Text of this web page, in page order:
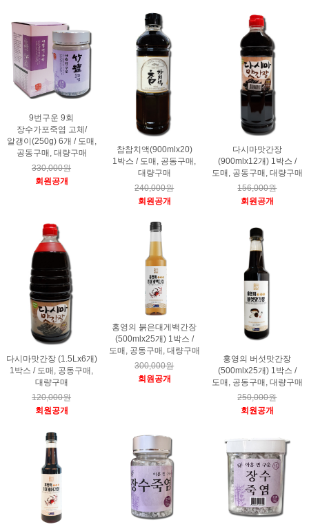
9번구운 9회
장수가포죽염 고체/
알갱이(250g) 6개 / 도매,
공동구매, 대량구매
330,000원
회원공개
참참치액(900mlx20)
1박스 / 도매, 공동구매,
대량구매
240,000원
회원공개
다시마맛간장
(900mlx12개) 1박스 /
도매, 공동구매, 대량구매
156,000원
회원공개
다시마맛간장 (1.5Lx6개)
1박스 / 도매, 공동구매,
대량구매
120,000원
회원공개
홍영의 붉은대게백간장
(500mlx25개) 1박스 /
도매, 공동구매, 대량구매
300,000원
회원공개
홍영의 버섯맛간장
(500mlx25개) 1박스 /
도매, 공동구매, 대량구매
250,000원
회원공개